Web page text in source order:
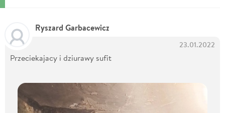
Ryszard Garbacewicz
23.01.2022
Przeciekajacy i dziurawy sufit